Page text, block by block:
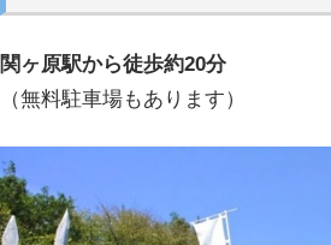
関ヶ原駅から徒歩約20分
（無料駐車場もあります）